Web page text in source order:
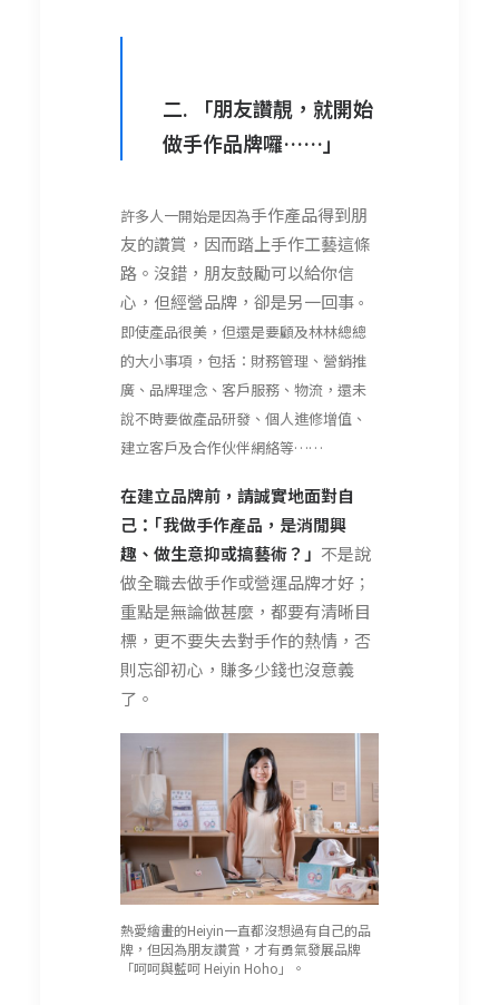
二. 「朋友讚靚，就開始
做手作品牌囉……」
許多人一開始是因為手作產品得到朋
友的讚賞，因而踏上手作工藝這條
路。沒錯，朋友鼓勵可以給你信
心，但經營品牌，卻是另一回事 。
即使產品很美，但還是要顧及林林總總
的大小事項，包括：財務管理、營銷推
廣、品牌理念、客戶服務、物流，還未
說不時要做產品研發、個人進修增值、
建立客戶及合作伙伴網絡等……
在建立品牌前，請誠實地面對自
己：｢我做手作產品，是消閒興
趣、做生意抑或搞藝術？」 不是說
做全職去做手作或營運品牌才好；
重點是無論做甚麼，都要有清晰目
標，更不要失去對手作的熱情，否
則忘卻初心，賺多少錢也沒意義
了。
熱愛繪畫的Heiyin一直都沒想過有自己的品
牌，但因為朋友讚賞，才有勇氣發展品牌
「呵呵與藍呵 Heiyin Hoho」。